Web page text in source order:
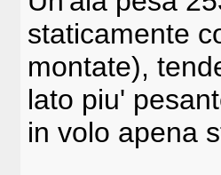
staticamente
montate),
lato piu'
in volo apena